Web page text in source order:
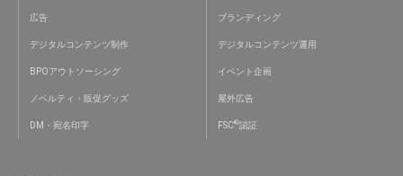
広告 ブランディング
デジタルコンテンツ制作 デジタルコンテンツ運用
BPOアウトソーシング イベント企画
ノベルティ・販促グッズ 屋外広告
DM・宛名印字 FSC®認証